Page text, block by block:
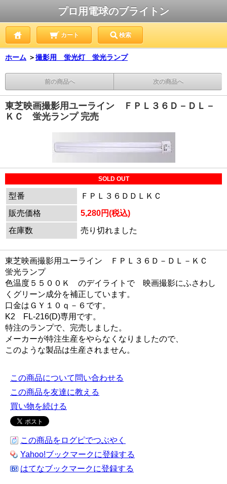
プロ用電球のブライトン
カート 検索
ホーム ＞撮影用 蛍光灯 蛍光ランプ
前の商品へ 次の商品へ
東芝映画撮影用ユーライン ＦＰＬ３６Ｄ－ＤＬ－
ＫＣ 蛍光ランプ 完売
SOLD OUT
型番
ＦＰＬ３６ＤＤＬＫＣ
販売価格
5,280円(税込)
在庫数
売り切れました
東芝映画撮影用ユーライン ＦＰＬ３６Ｄ－ＤＬ－ＫＣ
蛍光ランプ
色温度５５００Ｋ のデイライトで 映画撮影にふさわし
くグリーン成分を補正しています。
口金はＧＹ１０ｑ－６です。
K2 FL-216(D)専用です。
特注のランプで、完売しました。
メーカーが特注生産をやらなくなりましたので、
このような製品は生産されません。
この商品について問い合わせる
この商品を友達に教える
買い物を続ける
この商品をログピでつぶやく
Yahoo!ブックマークに登録する
はてなブックマークに登録する